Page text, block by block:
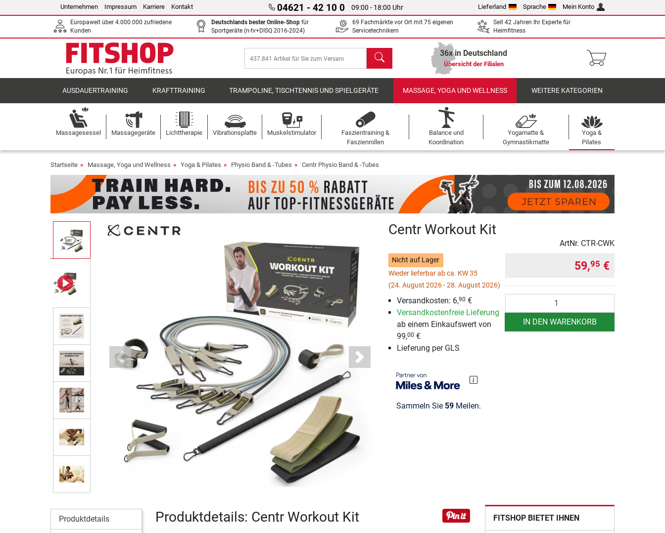
Unternehmen Impressum Karriere Kontakt 04621 - 42 10 0 09:00 - 18:00 Uhr Lieferland Sprache Mein Konto
Europaweit über 4.000.000 zufriedene
Kunden
Deutschlands bester Online-Shop für
Sportgeräte (n-tv+DISQ 2016-2024)
69 Fachmärkte vor Ort mit 75 eigenen
Servicetechnikern
Seit 42 Jahren Ihr Experte für
Heimfitness
Suchen 36x in Deutschland
Übersicht der Filialen
AUSDAUERTRAINING KRAFTTRAINING TRAMPOLINE, TISCHTENNIS UND SPIELGERÄTE MASSAGE, YOGA UND WELLNESS WEITERE KATEGORIEN
Massagesessel Massagegeräte Lichttherapie Vibrationsplatte Muskelstimulator
Faszientraining &
Faszienrollen
Balance und
Koordination
Yogamatte &
Gymnastikmatte
Yoga &
Pilates
Startseite Massage, Yoga und Wellness Yoga & Pilates Physio Band & -Tubes Centr Physio Band & -Tubes
Previous Next
Centr Workout Kit
ArtNr. CTR-CWK
Nicht auf Lager
Wieder lieferbar ab ca. KW 35
(24. August 2026 - 28. August 2026)
Versandkosten: 6,90 €
Versandkostenfreie Lieferung
ab einem Einkaufswert von
99,00 €
Lieferung per GLS
Sammeln Sie 59Meilen.
59,95 €
IN DEN WARENKORB
Produktdetails Produktdetails: Centr Workout Kit FITSHOP BIETET IHNEN